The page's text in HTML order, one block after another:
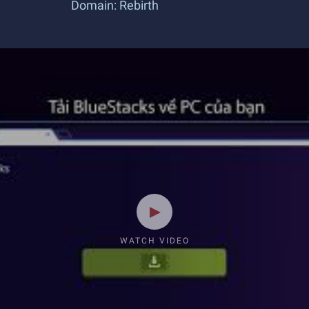
Domain: Rebirth
WATCH VIDEO